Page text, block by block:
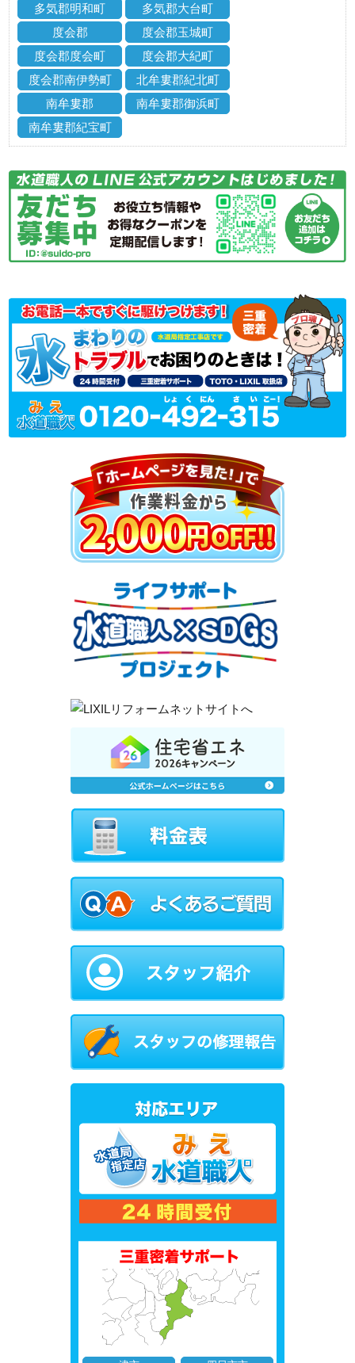
多気郡明和町
多気郡大台町
度会郡
度会郡玉城町
度会郡度会町
度会郡大紀町
度会郡南伊勢町
北牟婁郡紀北町
南牟婁郡
南牟婁郡御浜町
南牟婁郡紀宝町